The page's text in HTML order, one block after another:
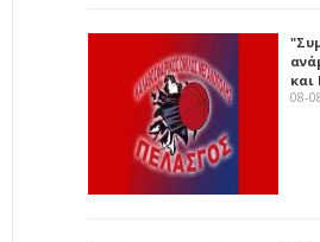
08-